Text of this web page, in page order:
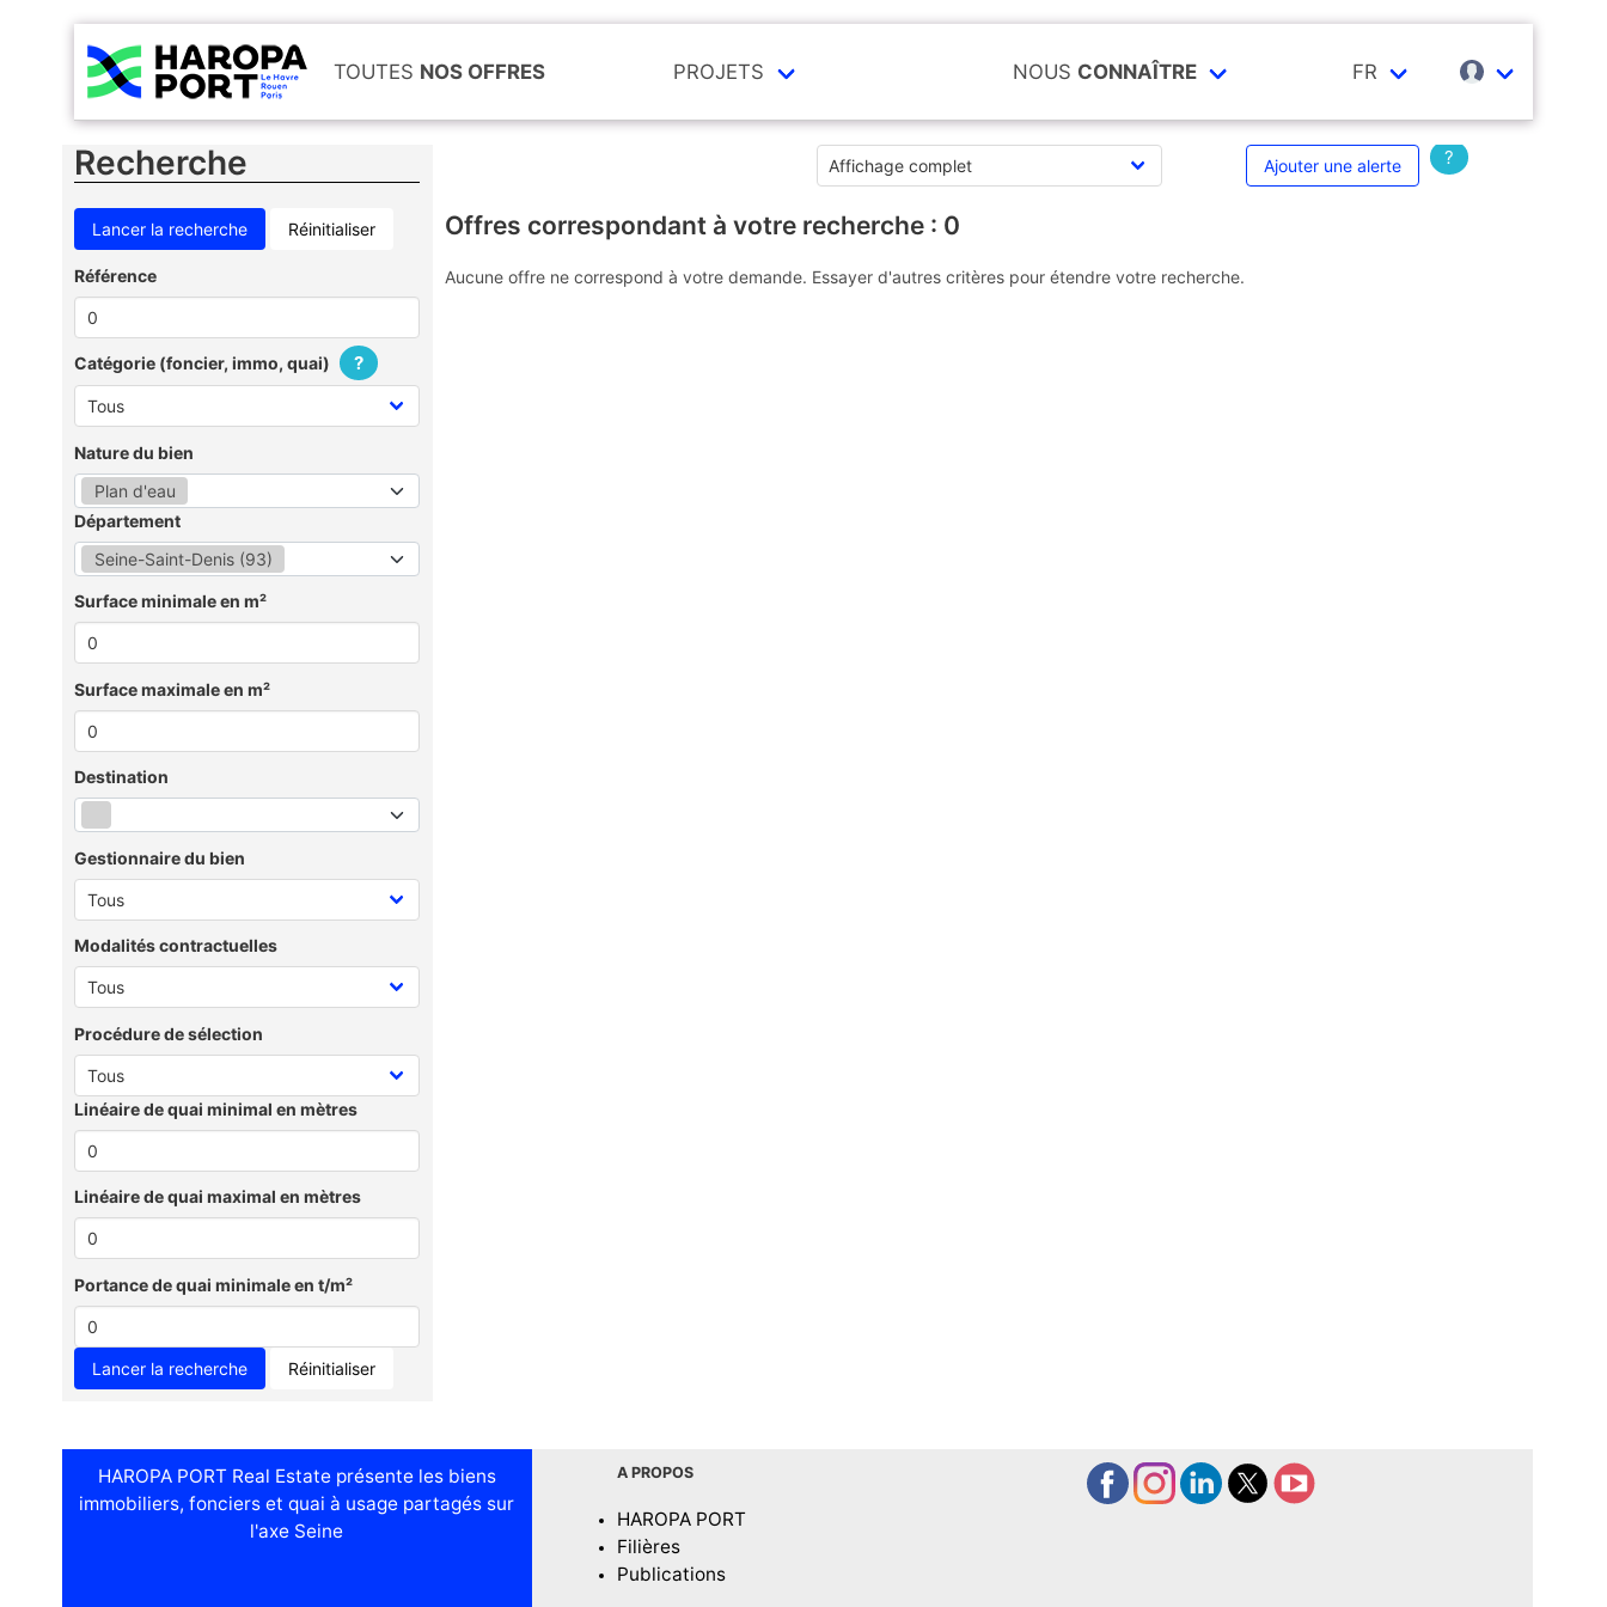
TOUTES NOS OFFRES PROJETS NOUS CONNAÎTRE FR
Recherche
Réinitialiser
Référence
Catégorie (foncier, immo, quai) ?
Nature du bien
Plan d'eau
Département
Seine-Saint-Denis (93)
Surface minimale en m²
Surface maximale en m²
Destination
Gestionnaire du bien
Modalités contractuelles
Procédure de sélection
Linéaire de quai minimal en mètres
Linéaire de quai maximal en mètres
Portance de quai minimale en t/m²
Réinitialiser
Ajouter une alerte ?
Offres correspondant à votre recherche : 0
Aucune offre ne correspond à votre demande. Essayer d'autres critères pour étendre votre recherche.
HAROPA PORT Real Estate présente les biens
immobiliers, fonciers et quai à usage partagés sur
l'axe Seine
A PROPOS
HAROPA PORT
Filières
Publications